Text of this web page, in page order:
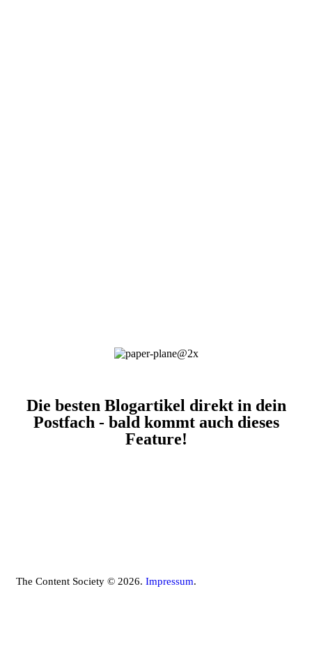
Die besten Blogartikel direkt in dein
Postfach - bald kommt auch dieses
Feature!
The Content Society © 2026. Impressum.